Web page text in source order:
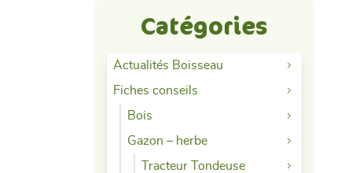
Catégories
Actualités Boisseau
Fiches conseils
Bois
Gazon – herbe
Tracteur Tondeuse